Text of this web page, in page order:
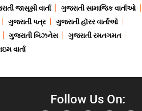
જાસૂસી વાર્તા
ગુજરાતી સામાજિક વાર્તાઓ
ગુજરાતી પત્ર
ગુજરાતી હૉરર વાર્તાઓ
ગુજરાતી બિઝનેસ
ગુજરાતી રમતગમત
વાર્તા
Follow Us On: